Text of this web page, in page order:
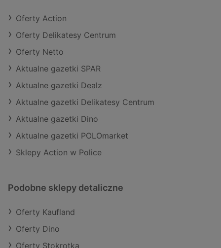
Oferty Action
Oferty Delikatesy Centrum
Oferty Netto
Aktualne gazetki SPAR
Aktualne gazetki Dealz
Aktualne gazetki Delikatesy Centrum
Aktualne gazetki Dino
Aktualne gazetki POLOmarket
Sklepy Action w Police
Podobne sklepy detaliczne
Oferty Kaufland
Oferty Dino
Oferty Stokrotka